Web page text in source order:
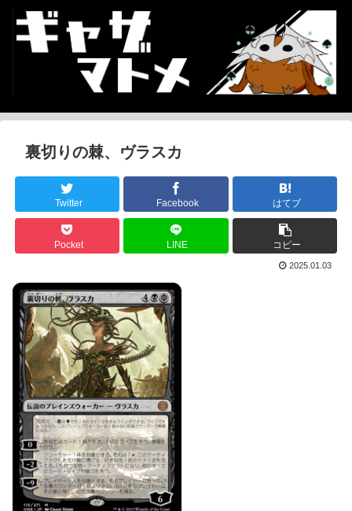
裏切りの棘、ヴラスカ
Twitter Facebook はてブ
Pocket LINE コピー
2025.01.03